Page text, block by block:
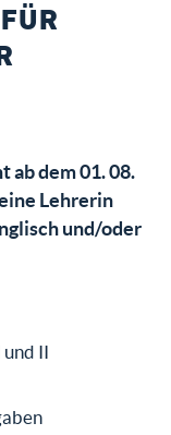
ab dem 01. 08.
Lehrerin
und/oder
II